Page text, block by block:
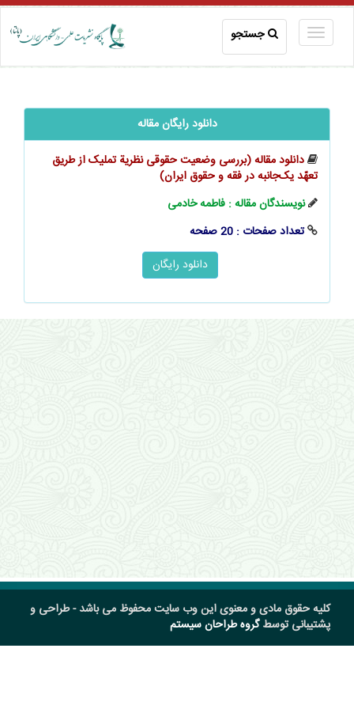
جستجو
دانلود رایگان مقاله
دانلود مقاله (بررسی وضعیت حقوقی نظریة تملیک از طریق
تعهّد یک‌جانبه در فقه و حقوق ایران)
نویسندگان مقاله : فاطمه خادمی
تعداد صفحات : 20 صفحه
کلیه حقوق مادی و معنوی این وب سایت محفوظ می باشد - طراحی و
پشتیبانی توسطگروه طراحان سیستم